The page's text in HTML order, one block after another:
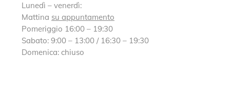
Lunedì – venerdì:
Mattina su appuntamento
Pomeriggio 16:00 – 19:30
Sabato: 9:00 – 13:00 / 16:30 – 19:30
Domenica: chiuso